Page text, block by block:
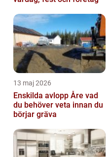
13 maj 2026
Enskilda avlopp Åre vad
du behöver veta innan du
börjar gräva